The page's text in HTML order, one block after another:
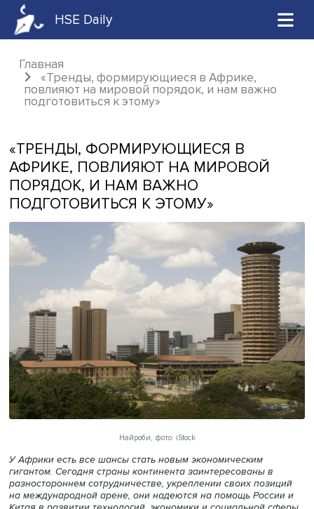
HSE Daily
Главная
«Тренды, формирующиеся в Африке,
повлияют на мировой порядок, и нам
«ТРЕНДЫ, ФОРМИРУЮЩИЕСЯ В
АФРИКЕ, ПОВЛИЯЮТ НА МИРОВОЙ
ПОРЯДОК, И НАМ ВАЖНО
ПОДГОТОВИТЬСЯ К ЭТОМУ»
Найроби, фото: iStock